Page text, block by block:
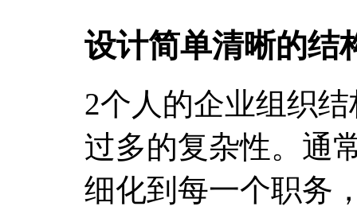
设计简单清晰的结
2个人的企业组织
过多的复杂性。通
细化到每一个职务